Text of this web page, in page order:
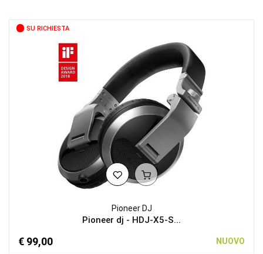
SU RICHIESTA
Pioneer DJ
Pioneer dj - HDJ-X5-S...
€ 99,00 NUOVO